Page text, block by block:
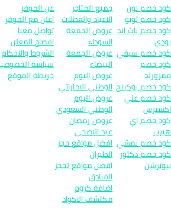
خصم نون
خصم تويو
خصم باث اند
خصم سيفي
خصم
خصم بوكينج
خصم علي
خصم اي
خصم نمشي
خصم دكتور
جميع المتاجر
الاعياد والعطلات
عروض الجمعة
السوداء
عروض الجمعة
البيضاء
عروض اليوم
الوطني الاماراتي
عروض اليوم
الوطني السعودي
عروض رمضان
عيد الاضحى
افضل مواقع حجز
الطيران
افضل مواقع لحجز
الفنادق
اضافة كروم
مكتشف الاكواد
عن الموفر
اعلن مع الموفر
تواصل معنا
افصاح المعلن
الشروط والاحكام
سياسة الخصوصية
خريطة الموقع